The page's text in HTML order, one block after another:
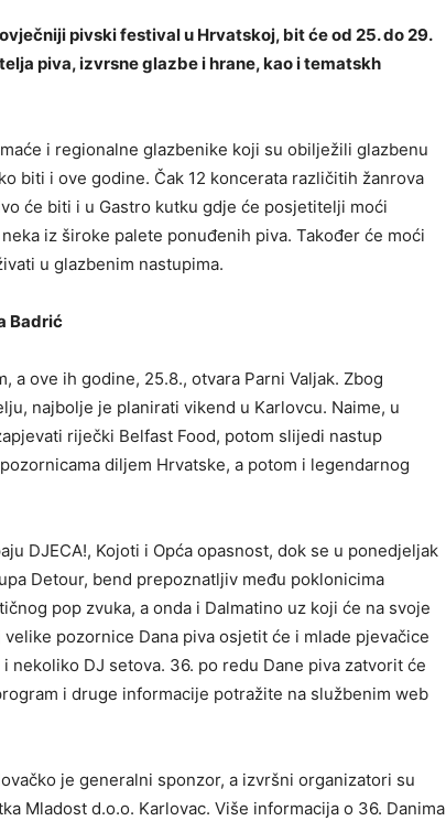
pivski festival u Hrvatskoj, bit će od 25. do 29.
piva, izvrsne glazbe i hrane, kao i tematskh
i regionalne glazbenike koji su obilježili glazbenu
biti i ove godine. Čak 12 koncerata različitih žanrova
će biti i u Gastro kutku gdje će posjetitelji moći
iz široke palete ponuđenih piva. Također će moći
u glazbenim nastupima.
Badrić
a ove ih godine, 25.8., otvara Parni Valjak. Zbog
najbolje je planirati vikend u Karlovcu. Naime, u
riječki Belfast Food, potom slijedi nastup
diljem Hrvatske, a potom i legendarnog
DJECA!, Kojoti i Opća opasnost, dok se u ponedjeljak
Detour, bend prepoznatljiv među poklonicima
pop zvuka, a onda i Dalmatino uz koji će na svoje
pozornice Dana piva osjetit će i mlade pjevačice
nekoliko DJ setova. 36. po redu Dane piva zatvorit će
i druge informacije potražite na službenim web
je generalni sponzor, a izvršni organizatori su
Mladost d.o.o. Karlovac. Više informacija o 36. Danima